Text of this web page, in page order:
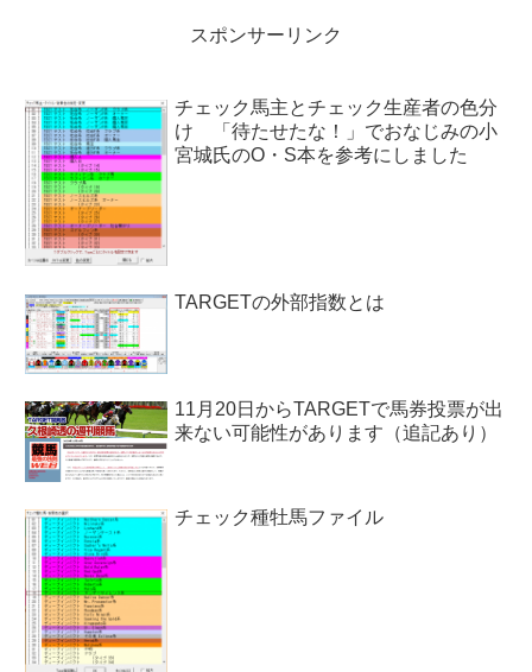
スポンサーリンク
チェック馬主とチェック生産者の色分
け 「待たせたな！」でおなじみの小
宮城氏のO・S本を参考にしました
TARGETの外部指数とは
11月20日からTARGETで馬券投票が出
来ない可能性があります（追記あり）
チェック種牡馬ファイル